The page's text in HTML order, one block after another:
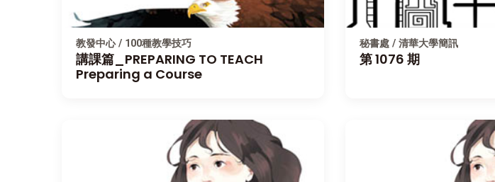
教發中心 / 100種教學技巧
講課篇_PREPARING TO TEACH
Preparing a Course
秘書處 / 清華大學簡訊
第 1076 期